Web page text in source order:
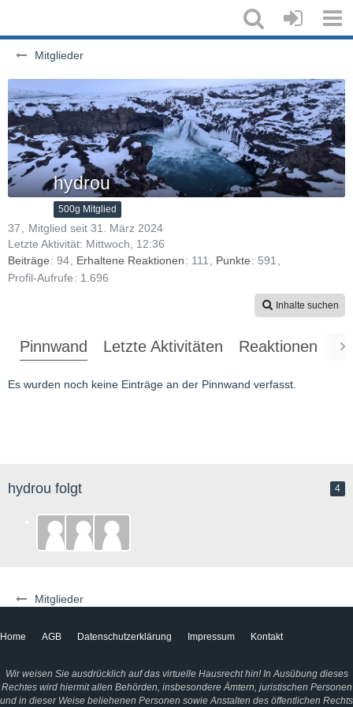
Mitglieder
Mitglieder
hydrou
500g Mitglied
37
Mitglied seit 31. März 2024
Letzte Aktivität: Mittwoch, 12:36
Beiträge
94 Erhaltene Reaktionen 111 Punkte
591
Profil-Aufrufe
1.696
Inhalte suchen
Pinnwand Letzte Aktivitäten Reaktionen
Es wurden noch keine Einträge an der Pinnwand verfasst.
hydrou folgt 4
Home AGB Datenschutzerklärung Impressum Kontakt
Wir weisen Sie ausdrücklich auf das virtuelle Hausrecht hin! In Ausübung dieses
Rechtes wird hiermit allen Behörden, insbesondere Ämtern, juristischen Personen
und in dieser Weise beliehenen Personen sowie Anstalten des öffentlichen Rechts